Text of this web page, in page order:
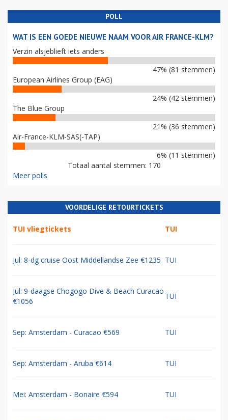
POLL
WAT IS EEN GOEDE NIEUWE NAAM VOOR AIR FRANCE-KLM?
Verzin alsjeblieft iets anders
47% (81 stemmen)
European Airlines Group (EAG)
24% (42 stemmen)
The Blue Group
21% (36 stemmen)
Air-France-KLM-SAS(-TAP)
6% (11 stemmen)
Totaal aantal stemmen: 170
Meer polls
VOORDELIGE RETOURTICKETS
TUI vliegtickets TUI
Jul: 8-dg cruise Oost Middellandse Zee €1235 TUI
Jul: 9-daagse Chogogo Dive & Beach Curacao
€1056
TUI
Sep: Amsterdam - Curacao €569 TUI
Sep: Amsterdam - Aruba €614 TUI
Mei: Amsterdam - Bonaire €594 TUI